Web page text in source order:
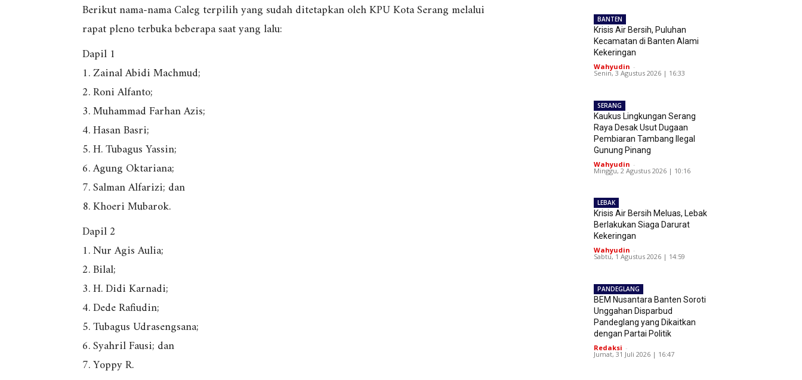
Berikut nama-nama Caleg terpilih yang sudah ditetapkan oleh KPU Kota Serang melalui
rapat pleno terbuka beberapa saat yang lalu:
Dapil 1
1. Zainal Abidi Machmud;
2. Roni Alfanto;
3. Muhammad Farhan Azis;
4. Hasan Basri;
5. H. Tubagus Yassin;
6. Agung Oktariana;
7. Salman Alfarizi; dan
8. Khoeri Mubarok.
Dapil 2
1. Nur Agis Aulia;
2. Bilal;
3. H. Didi Karnadi;
4. Dede Rafiudin;
5. Tubagus Udrasengsana;
6. Syahril Fausi; dan
7. Yoppy R.
BANTEN
Krisis Air Bersih, Puluhan
Kecamatan di Banten Alami
Kekeringan
Wahyudin -
Senin, 3 Agustus 2026 | 16:33
SERANG
Kaukus Lingkungan Serang
Raya Desak Usut Dugaan
Pembiaran Tambang Ilegal
Gunung Pinang
Wahyudin -
Minggu, 2 Agustus 2026 | 10:16
LEBAK
Krisis Air Bersih Meluas, Lebak
Berlakukan Siaga Darurat
Kekeringan
Wahyudin -
Sabtu, 1 Agustus 2026 | 14:59
PANDEGLANG
BEM Nusantara Banten Soroti
Unggahan Disparbud
Pandeglang yang Dikaitkan
dengan Partai Politik
Redaksi -
Jumat, 31 Juli 2026 | 16:47